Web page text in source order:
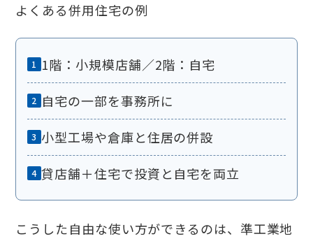
よくある併用住宅の例
1階：小規模店舗／2階：自宅
自宅の一部を事務所に
小型工場や倉庫と住居の併設
貸店舗＋住宅で投資と自宅を両立
こうした自由な使い方ができるのは、準工業地